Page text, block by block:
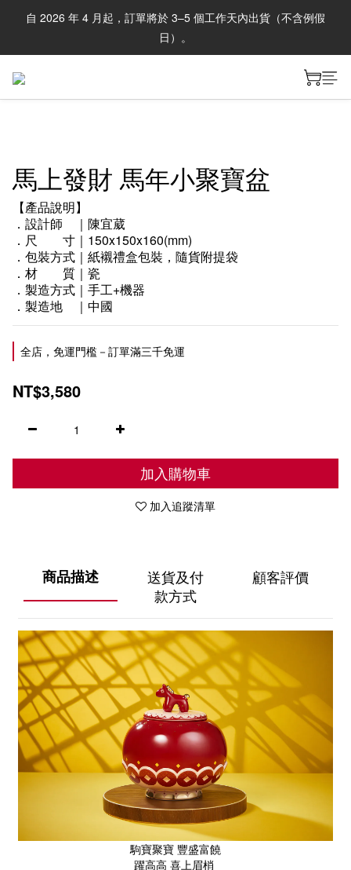
自 2026 年 4 月起，訂單將於 3–5 個工作天內出貨（不含例假
日）。
馬上發財 馬年小聚寶盆
【產品說明】
．設計師　｜陳宜葳
．尺　　寸｜150x150x160(mm)
．包裝方式｜紙襯禮盒包裝，隨貨附提袋
．材　　質｜瓷
．製造方式｜手工+機器
．製造地　｜中國
全店，免運門檻－訂單滿三千免運
NT$3,580
加入購物車
加入追蹤清單
商品描述
送貨及付
款方式
顧客評價
駒寶聚寶 豐盛富饒
躍高高 喜上眉梢